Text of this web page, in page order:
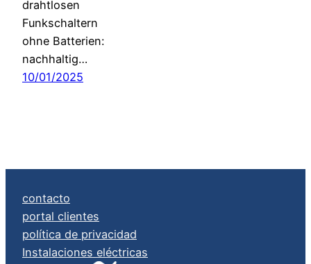
drahtlosen
Funkschaltern
ohne Batterien:
nachhaltig…
10/01/2025
contacto
portal clientes
política de privacidad
Instalaciones eléctricas